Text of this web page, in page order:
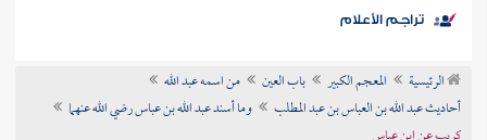
موضوعي
تراجم الأعلام
الرئيسية المعجم الكبير باب العين
من اسمه عبد الله
أحاديث عبد الله بن العباس بن عبد المطلب
وما أسند عبد الله بن عباس رضي الله عنهما